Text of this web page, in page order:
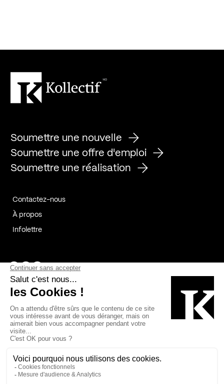
Soumettre une nouvelle
Soumettre une offre d'emploi
Soumettre une réalisation
Contactez-nous
À propos
Infolettre
Page Facebook de Kollectif
Page Instagram de Kollectif
Page Linkedin de Kollectif
Bâtiment-Durable-Québec-1
Esquisses-1
MP-1 v2com-1